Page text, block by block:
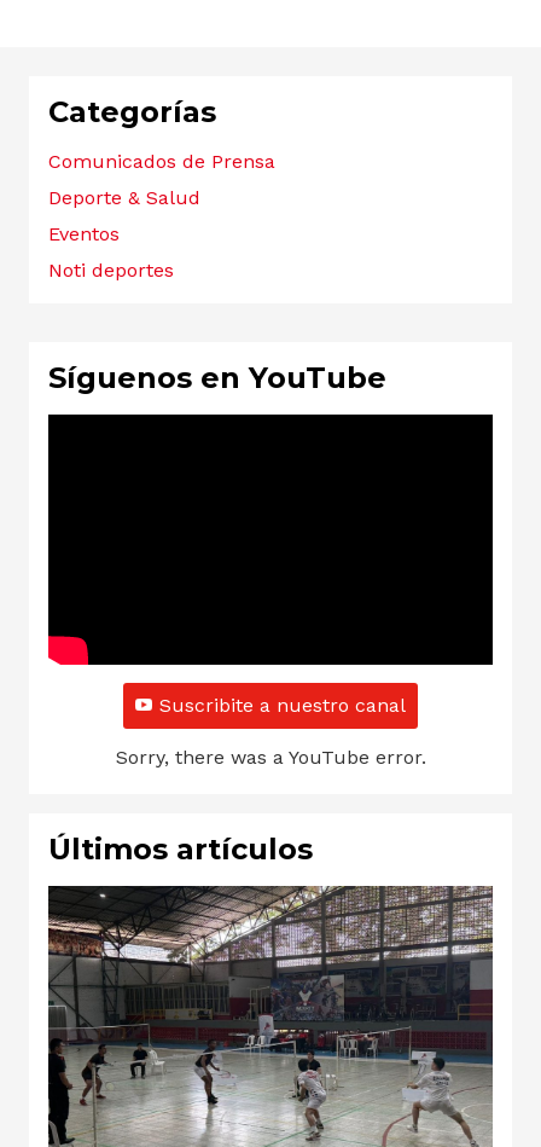
Categorías
Comunicados de Prensa
Deporte & Salud
Eventos
Noti deportes
Síguenos en YouTube
Suscribite a nuestro canal
Sorry, there was a YouTube error.
Últimos artículos